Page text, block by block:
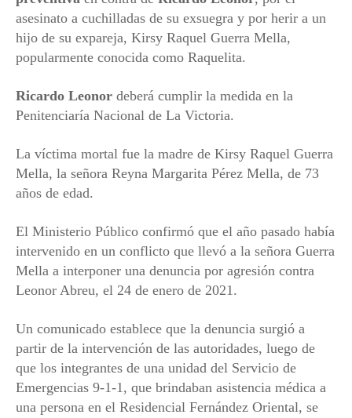
asesinato a cuchilladas de su exsuegra y por herir a un
hijo de su expareja, Kirsy Raquel Guerra Mella,
popularmente conocida como Raquelita.
Ricardo Leonor deberá cumplir la medida en la
Penitenciaría Nacional de La Victoria.
La víctima mortal fue la madre de Kirsy Raquel Guerra
Mella, la señora Reyna Margarita Pérez Mella, de 73
años de edad.
El Ministerio Público confirmó que el año pasado había
intervenido en un conflicto que llevó a la señora Guerra
Mella a interponer una denuncia por agresión contra
Leonor Abreu, el 24 de enero de 2021.
Un comunicado establece que la denuncia surgió a
partir de la intervención de las autoridades, luego de
que los integrantes de una unidad del Servicio de
Emergencias 9-1-1, que brindaban asistencia médica a
una persona en el Residencial Fernández Oriental, se